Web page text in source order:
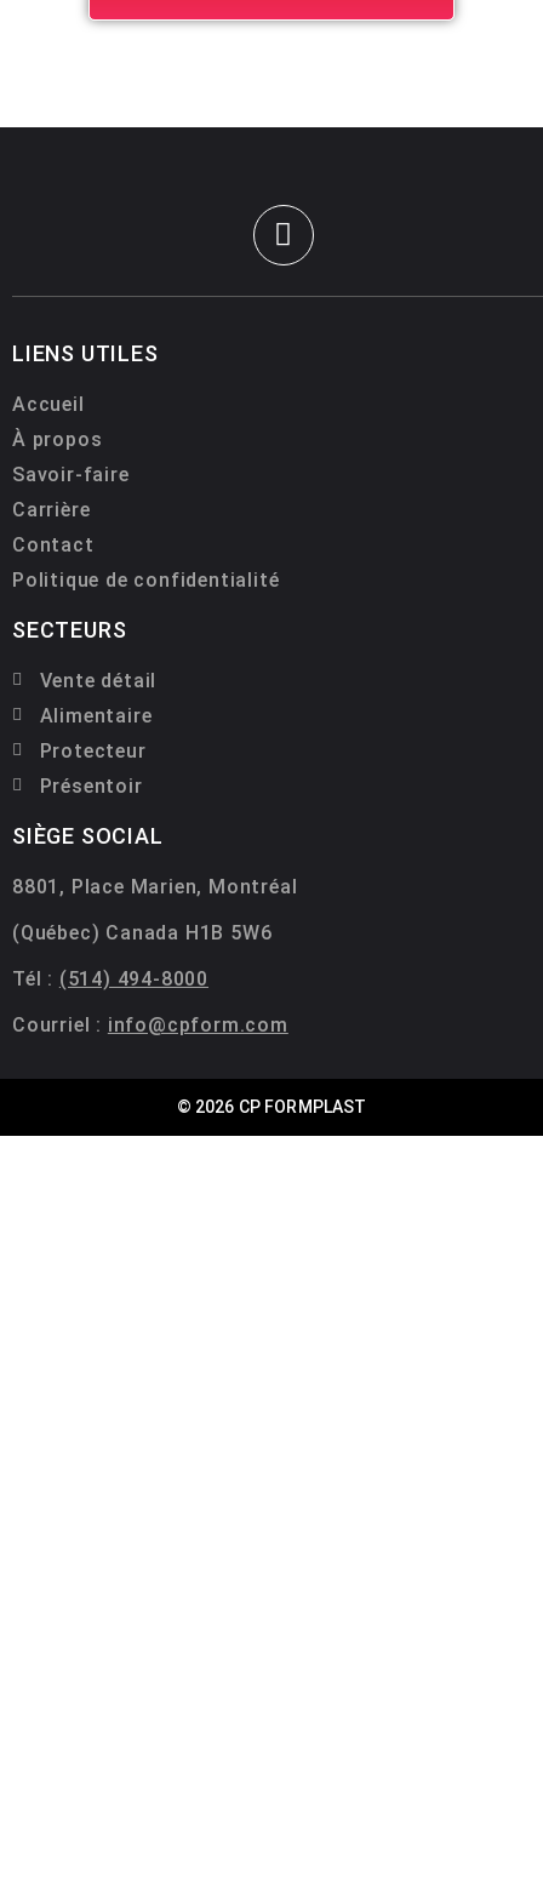
LIENS UTILES
Accueil
À propos
Savoir-faire
Carrière
Contact
Politique de confidentialité
SECTEURS
Vente détail
Alimentaire
Protecteur
Présentoir
SIÈGE SOCIAL
8801, Place Marien, Montréal
(Québec) Canada H1B 5W6
Tél : (514) 494-8000
Courriel : info@cpform.com
© 2026 CP FORMPLAST